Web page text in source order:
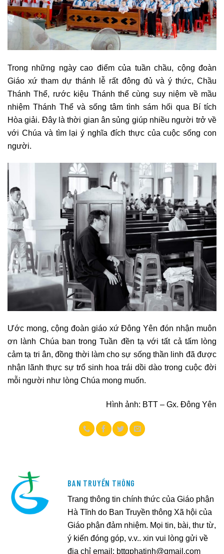
Trong những ngày cao điểm của tuần chầu, cộng đoàn
Giáo xứ tham dự thánh lễ rất đông đủ và ý thức, Chầu
Thánh Thể, rước kiệu Thánh thể cùng suy niệm về mầu
nhiệm Thánh Thể và sống tâm tình sám hối qua Bí tích
Hòa giải. Đây là thời gian ân sủng giúp nhiều người trở về
với Chúa và tìm lại ý nghĩa đích thực của cuộc sống con
người.
Ước mong, cộng đoàn giáo xứ Đông Yên đón nhận muôn
ơn lành Chúa ban trong Tuần đền tạ với tất cả tấm lòng
cảm tạ tri ân, đồng thời làm cho sự sống thần linh đã được
nhận lãnh thực sự trổ sinh hoa trái dồi dào trong cuộc đời
mỗi người như lòng Chúa mong muốn.
Hình ảnh: BTT – Gx. Đông Yên
BAN TRUYỀN THÔNG
Trang thông tin chính thức của Giáo phận
Hà Tĩnh do Ban Truyền thông Xã hội của
Giáo phận đảm nhiệm. Mọi tin, bài, thư từ,
ý kiến đóng góp, v.v.. xin vui lòng gửi về
địa chỉ email: bttgphatinh@gmail.com